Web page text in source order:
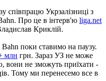
співпрацю Укрзалізниці з
Про це в інтерв'ю liga.net
Криклій.
поки ставимо на паузу.
млн грн. Зараз УЗ не може
вони не зможуть приїхати -
Тому ми перенесемо все в